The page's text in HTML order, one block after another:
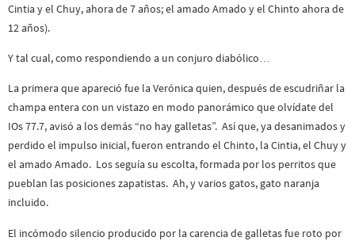
Cintia y el Chuy, ahora de 7 años; el amado Amado y el Chinto ahora de
12 años).
Y tal cual, como respondiendo a un conjuro diabólico…
La primera que apareció fue la Verónica quien, después de escudriñar la
champa entera con un vistazo en modo panorámico que olvídate del
IOs 77.7, avisó a los demás “no hay galletas”. Así que, ya desanimados y
perdido el impulso inicial, fueron entrando el Chinto, la Cintia, el Chuy y
el amado Amado. Los seguía su escolta, formada por los perritos que
pueblan las posiciones zapatistas. Ah, y varios gatos, gato naranja
incluido.
El incómodo silencio producido por la carencia de galletas fue roto por